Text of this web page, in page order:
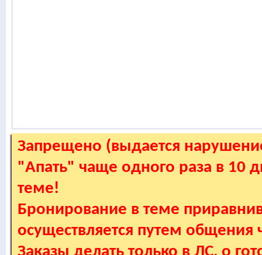
Запрещено (выдается
"Апать" чаще одного раза в 10
теме!
Бронирование в теме
осуществляется путем